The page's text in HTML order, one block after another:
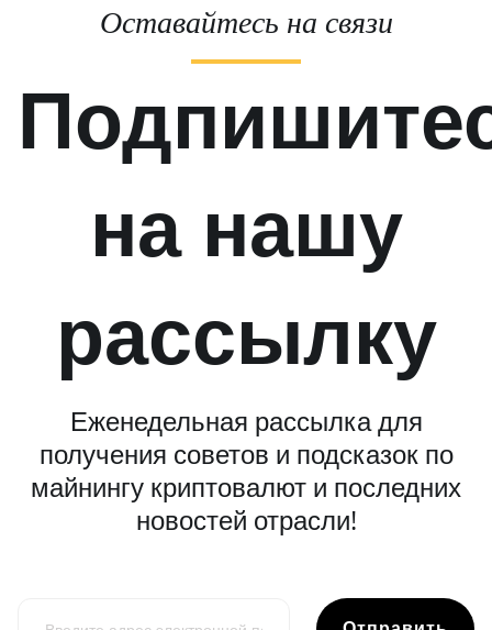
Оставайтесь на связи
на нашу
рассылку
Еженедельная рассылка для
получения советов и подсказок по
майнингу криптовалют и последних
новостей отрасли!